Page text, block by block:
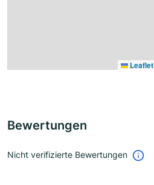
Leaflet
Bewertungen
Nicht verifizierte Bewertungen